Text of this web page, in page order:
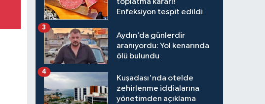
Enfeksiyon tespit edildi
Aydın’da günlerdir
aranıyordu: Yol kenarında
ölü bulundu
3
Kuşadası'nda otelde
zehirlenme iddialarına
yönetimden açıklama
4